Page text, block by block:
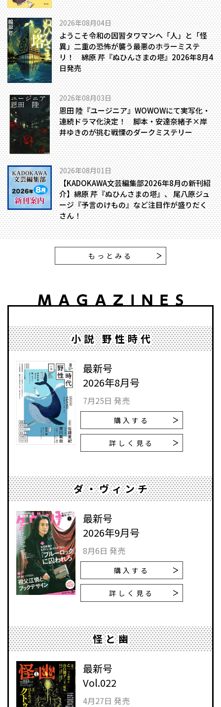
2026年08月04日
ようこそ令和の因習タワマンへ――「人」と「怪
異」二重の恐怖が襲う最悪のホラーミステ
リ！ 綿原 芹『ぬひんさまの塔』2026年8月4
日発売
2026年08月03日
恩田 陸『ユージニア』WOWOWにて実写化・
連続ドラマ化決定！ 脚本・安達奈緒子×岸
井ゆきのが挑む戦慄のダークミステリー
2026年08月01日
【KADOKAWA文芸編集部2026年8月の新刊紹
介】綿原 芹『ぬひんさまの塔』、 尾八原ジュ
ージ『予言のけもの』など注目作が盛りだく
さん！
もっとみる
小説 野性時代
最新号
2026年8月号
7月25日 発売
購入する
詳しく見る
ダ・ヴィンチ
最新号
2026年9月号
8月6日 発売
購入する
詳しく見る
怪と幽
最新号
Vol.022
4月27日 発売